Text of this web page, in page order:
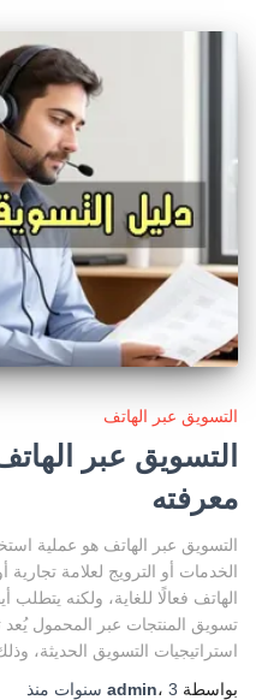
التسويق عبر الهاتف
التسويق عبر
معرفته
التسويق عبر الهاتف هو عملية
الخدمات أو الترويج لعلامة
الهاتف فعالًا للغاية، ولكنه يتطلب
تسويق المنتجات عبر المحمول
استراتيجيات التسويق الحديثة،
بواسطة
admin، 3 سنوات منذ